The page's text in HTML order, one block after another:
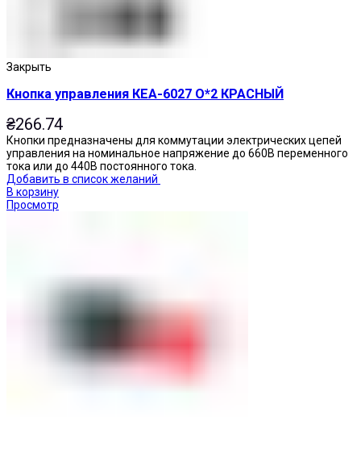
Закрыть
Кнопка управления КЕА-6027 О*2 КРАСНЫЙ
₴266.74
Кнопки предназначены для коммутации электрических цепей
управления на номинальное напряжение до 660В переменного
тока или до 440В постоянного тока.
Добавить в список желаний
В корзину
Просмотр